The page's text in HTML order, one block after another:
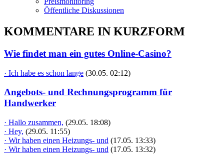
Öffentliche Diskussionen
KOMMENTARE IN KURZFORM
Wie findet man ein gutes Online-Casino?
· Ich habe es schon lange (30.05. 02:12)
Angebots- und Rechnungsprogramm für
Handwerker
· Hallo zusammen, (29.05. 18:08)
· Hey, (29.05. 11:55)
· Wir haben einen Heizungs- und (17.05. 13:33)
· Wir haben einen Heizungs- und (17.05. 13:32)